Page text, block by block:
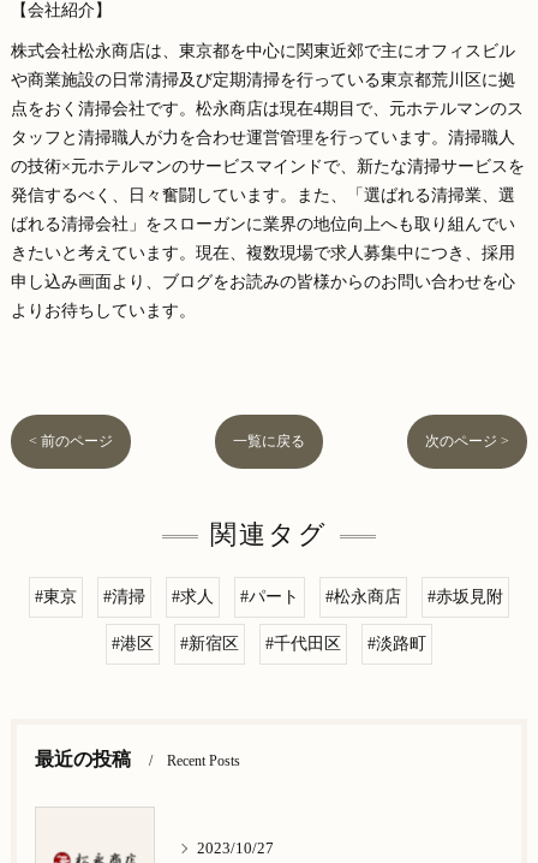
【会社紹介】
株式会社松永商店は、東京都を中心に関東近郊で主にオフィスビル
や商業施設の日常清掃及び定期清掃を行っている東京都荒川区に拠
点をおく清掃会社です。松永商店は現在4期目で、元ホテルマンのス
タッフと清掃職人が力を合わせ運営管理を行っています。清掃職人
の技術×元ホテルマンのサービスマインドで、新たな清掃サービスを
発信するべく、日々奮闘しています。また、「選ばれる清掃業、選
ばれる清掃会社」をスローガンに業界の地位向上へも取り組んでい
きたいと考えています。現在、複数現場で求人募集中につき、採用
申し込み画面より、ブログをお読みの皆様からのお問い合わせを心
よりお待ちしています。
< 前のページ 一覧に戻る 次のページ >
関連タグ
#東京 #清掃 #求人 #パート #松永商店 #赤坂見附
#港区 #新宿区 #千代田区 #淡路町
最近の投稿 Recent Posts
2023/10/27